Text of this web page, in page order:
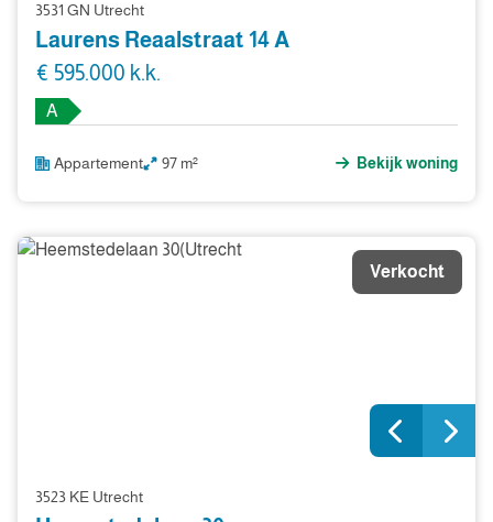
3531 GN Utrecht
Laurens Reaalstraat 14 A
€ 595.000 k.k.
A
Appartement 97 m² Bekijk woning
Verkocht
3523 KE Utrecht